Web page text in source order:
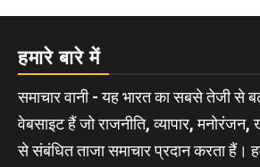
हमारे बारे में
समाचार वानी - यह भारत का सबसे तेजी से
वेबसाइट हैं जो राजनीति, व्यापार,
से संबंधित ताजा समाचार प्रदान करता हैं।